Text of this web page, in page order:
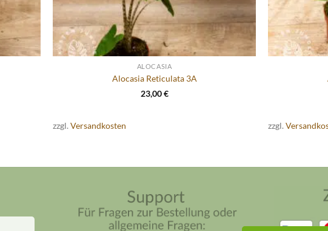
ALOCASIA
Alocasia Reticulata 3A
23,00€
zzgl. Versandkosten zzgl.